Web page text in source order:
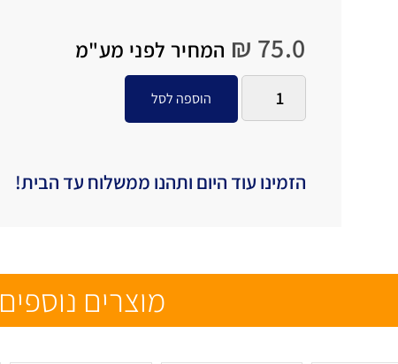
₪ 75.0 המחיר לפני מע"מ
הוספה לסל
הזמינו עוד היום ותהנו ממשלוח עד הבית!
מוצרים נוספים